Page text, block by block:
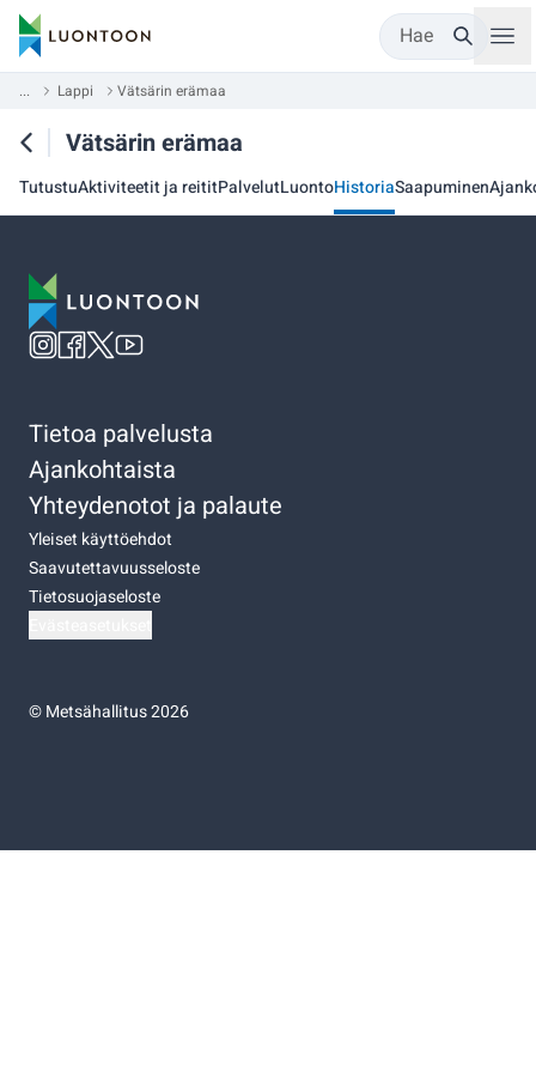
Hae
... Lappi Vätsärin erämaa
Vätsärin erämaa
TutustuAktiviteetit ja reititPalvelutLuontoHistoriaSaapuminen
Tietoa palvelusta
Ajankohtaista
Yhteydenotot ja palaute
Yleiset käyttöehdot
Saavutettavuusseloste
Tietosuojaseloste
©Metsähallitus 2026